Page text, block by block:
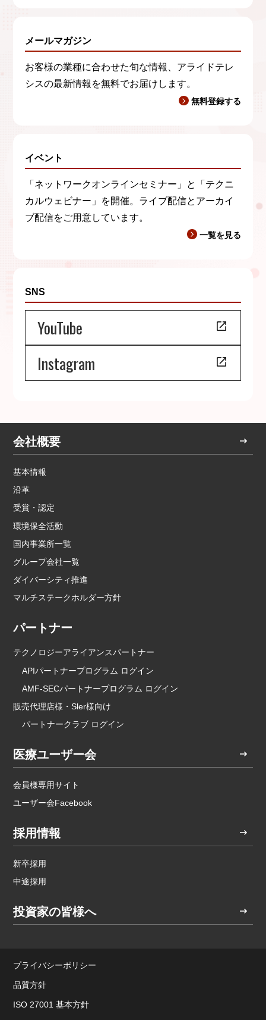
メールマガジン
お客様の業種に合わせた旬な情報、アライドテレ
シスの最新情報を無料でお届けします。
無料登録する
イベント
「ネットワークオンラインセミナー」と「テクニ
カルウェビナー」を開催。ライブ配信とアーカイ
ブ配信をご用意しています。
一覧を見る
SNS
YouTube
Instagram
会社概要
基本情報
沿革
受賞・認定
環境保全活動
国内事業所一覧
グループ会社一覧
ダイバーシティ推進
マルチステークホルダー方針
パートナー
テクノロジーアライアンスパートナー
APIパートナープログラム ログイン
AMF-SECパートナープログラム ログイン
販売代理店様・Sler様向け
パートナークラブ ログイン
医療ユーザー会
会員様専用サイト
ユーザー会Facebook
採用情報
新卒採用
中途採用
投資家の皆様へ
プライバシーポリシー
品質方針
ISO 27001 基本方針